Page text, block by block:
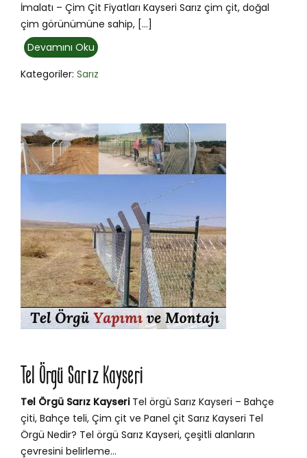
İmalatı – Çim Çit Fiyatları Kayseri Sarız çim çit, doğal
çim görünümüne sahip, […]
Devamını Oku
Kategoriler: Sarız
Tel Örgü Sarız Kayseri
Tel Örgü Sarız KayseriTel örgü Sarız Kayseri – Bahçe
çiti, Bahçe teli, Çim çit ve Panel çit Sarız Kayseri Tel
Örgü Nedir? Tel örgü Sarız Kayseri, çeşitli alanların
çevresini belirleme...